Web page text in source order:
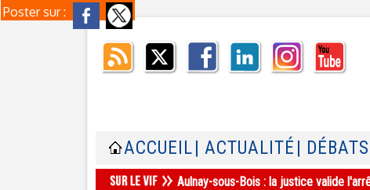
Poster sur :
ACCUEIL | ACTUALITÉ | DÉBATS
Aulnay-sous-Bois : la justice valide